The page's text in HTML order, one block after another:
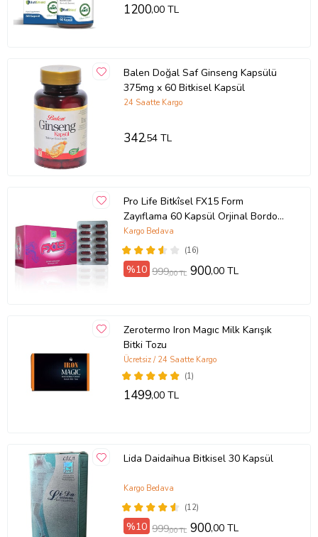
1200,00 TL
Balen Doğal Saf Ginseng Kapsülü
375mg x 60 Bitkisel Kapsül
24 Saatte Kargo
342,54 TL
Pro Life Bitkîsel FX15 Form
Zayıflama 60 Kapsül Orjinal Bordo
Kapsül
(16)
Kargo Bedava
%10 999,00 TL 900,00 TL
Zerotermo Iron Magıc Milk Karışık
Bitki Tozu
(1)
Ücretsiz / 24 Saatte Kargo
1499,00 TL
Lida Daidaihua Bitkisel 30 Kapsül
(12)
Kargo Bedava
%10 999,00 TL 900,00 TL